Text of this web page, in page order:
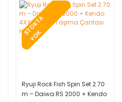
S
T
O
K
T
A
Y
O
K
Ryuji Rock Fish Spin Set 2.70
m – Daiwa RS 2000 + Kendo